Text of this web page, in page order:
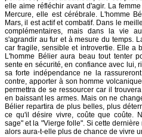
elle aime réfléchir avant d'agir. La
Mercure, elle est cérébrale. L'homme
Mars, il est actif et combatif. Dans le
complémentaires, mais dans la vie
s'agrandir au fur et à mesure du temps.
car fragile, sensible et introvertie. Elle a
L'homme Bélier aura beau tout tenter
sente en sécurité, en confiance avec lui,
sa forte indépendance ne la
contre, apporter à son homme
permettra de se ressourcer car il
en baissant les armes. Mais on ne
Bélier repartira de plus belles, plus
ce qu'il désire vivre, coûte que coûte.
sage" et la "Vierge folle". Si cette
alors aura-t-elle plus de chance de vivre